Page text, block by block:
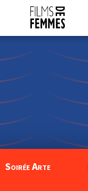
Soirée Arte